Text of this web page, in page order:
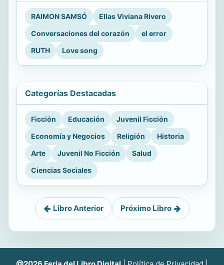
RAIMON SAMSÓ
Ellas Viviana Rivero
Conversaciones del corazón
el error
RUTH
Love song
Categorías Destacadas
Ficción Educación
Juvenil Ficción
Economía y Negocios
Religión
Historia
Arte
Juvenil No Ficción
Salud
Ciencias Sociales
Libro Anterior Próximo Libro